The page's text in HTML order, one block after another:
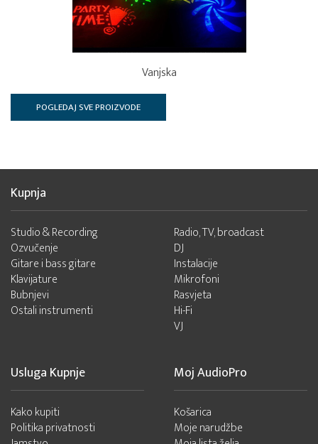
Vanjska
POGLEDAJ SVE PROIZVODE
Kupnja
Studio & Recording
Ozvučenje
Gitare i bass gitare
Klavijature
Bubnjevi
Ostali instrumenti
Radio, TV, broadcast
DJ
Instalacije
Mikrofoni
Rasvjeta
Hi-Fi
VJ
Usluga Kupnje
Kako kupiti
Politika privatnosti
Moj AudioPro
Košarica
Moje narudžbe